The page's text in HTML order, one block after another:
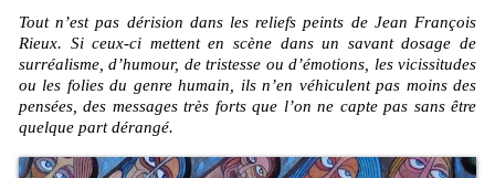
Tout n’est pas dérision dans les reliefs peints de Jean François
Rieux. Si ceux-ci mettent en scène dans un savant dosage de
surréalisme, d’humour, de tristesse ou d’émotions, les vicissitudes
ou les folies du genre humain, ils n’en véhiculent pas moins des
pensées, des messages très forts que l’on ne capte pas sans être
quelque part dérangé.